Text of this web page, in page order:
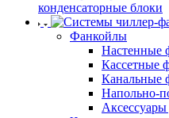
конденсаторные блоки
Фанкойлы
Настенные
Кассетные
Канальные
Напольно-